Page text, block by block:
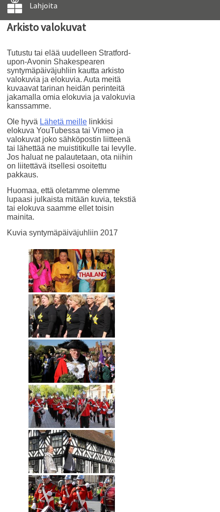
Lahjoita
Arkisto valokuvat
Tutustu tai elää uudelleen Stratford-
upon-Avonin Shakespearen
syntymäpäiväjuhliin kautta arkisto
valokuvia ja elokuvia. Auta meitä
kuvaavat tarinan heidän perinteitä
jakamalla omia elokuvia ja valokuvia
kanssamme.
Ole hyvä Lähetä meille linkkisi
elokuva YouTubessa tai Vimeo ja
valokuvat joko sähköpostin liitteenä
tai lähettää ne muistitikulle tai levylle.
Jos haluat ne palautetaan, ota niihin
on liitettävä itsellesi osoitettu
pakkaus.
Huomaa, että oletamme olemme
lupaasi julkaista mitään kuvia, tekstiä
tai elokuva saamme ellet toisin
mainita.
Kuvia syntymäpäiväjuhliin 2017